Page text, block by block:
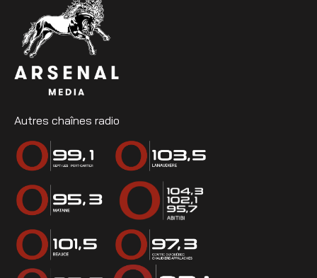
Autres chaînes radio